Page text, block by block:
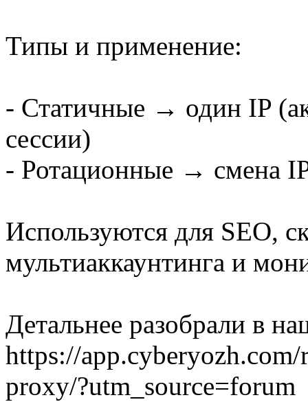
Типы и применение:
- Статичные → один IP
сессии)
- Ротационные → смена
Используются для SEO,
мультиаккаунтинга и
Детальнее разобрали в
https://
proxy/?utm_source=forum